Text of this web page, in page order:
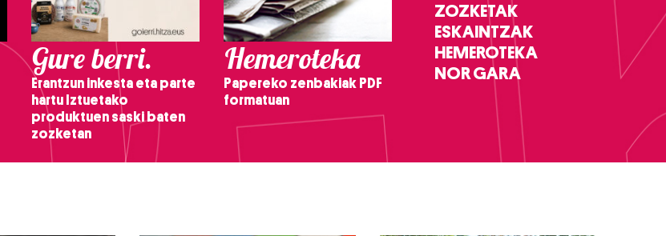
Gure berri.
Erantzun inkesta eta parte
hartu Iztuetako
produktuen saski baten
zozketan
Hemeroteka
Papereko zenbakiak PDF
formatuan
ZOZKETAK
ESKAINTZAK
HEMEROTEKA
NOR GARA